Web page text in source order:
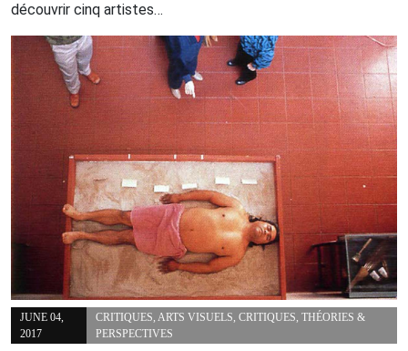
découvrir cinq artistes…
JUNE 04,
2017
CRITIQUES, ARTS VISUELS, CRITIQUES, THÉORIES &
PERSPECTIVES